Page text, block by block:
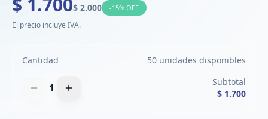
$ 2.000 -15% OFF
El precio incluye IVA.
Cantidad 50 unidades disponibles
1
Subtotal
$ 1.700